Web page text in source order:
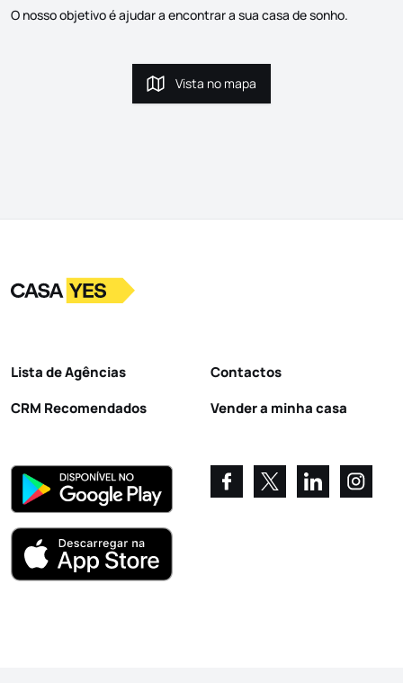
O nosso objetivo é ajudar a encontrar a sua casa de sonho.
Vista no mapa
Vista no mapa
LogoIr para a homepage
Lista de Agências
CRM Recomendados
Contactos
Vender a minha casa